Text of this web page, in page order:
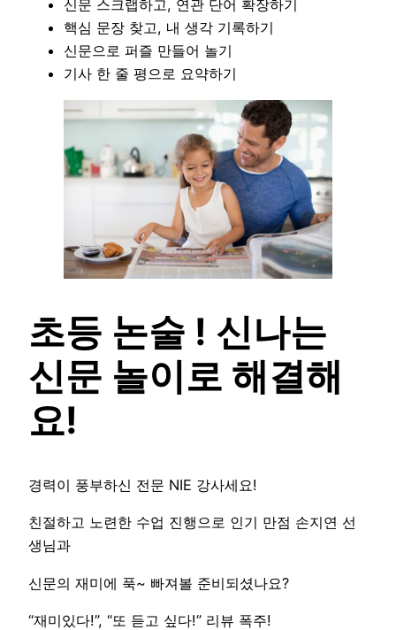
신문 스크랩하고, 연관 단어 확장하기
핵심 문장 찾고, 내 생각 기록하기
신문으로 퍼즐 만들어 놀기
기사 한 줄 평으로 요약하기
초등 논술 ! 신나는
신문 놀이로 해결해
요!
경력이 풍부하신 전문 NIE 강사세요!
친절하고 노련한 수업 진행으로 인기 만점 손지연 선
생님과
신문의 재미에 푹~ 빠져볼 준비되셨나요?
“재미있다!”, “또 듣고 싶다!” 리뷰 폭주!